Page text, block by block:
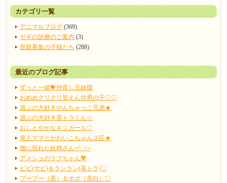
カテゴリ一覧
アニマルブログ (369)
ヤギの診療のご案内 (3)
里親募集の子猫たち (288)
最近のブログ記事
ずっと一緒💝仲良し兄妹猫
おめめクリクリ甘えん坊男の子♡♡
遊ぶの大好きやんちゃっこ兄弟★
遊ぶの大好き茶トラくん☆
おしとやかなキジガール♡
美人ママとかわいこちゃん３匹★
畑に現れた妖精さん=^_^=
アメショのラブちゃん💖
ビビ(サビ)＆ランラン(茶トラ)♡
プープー（黒）＆ポポ（茶白）♡